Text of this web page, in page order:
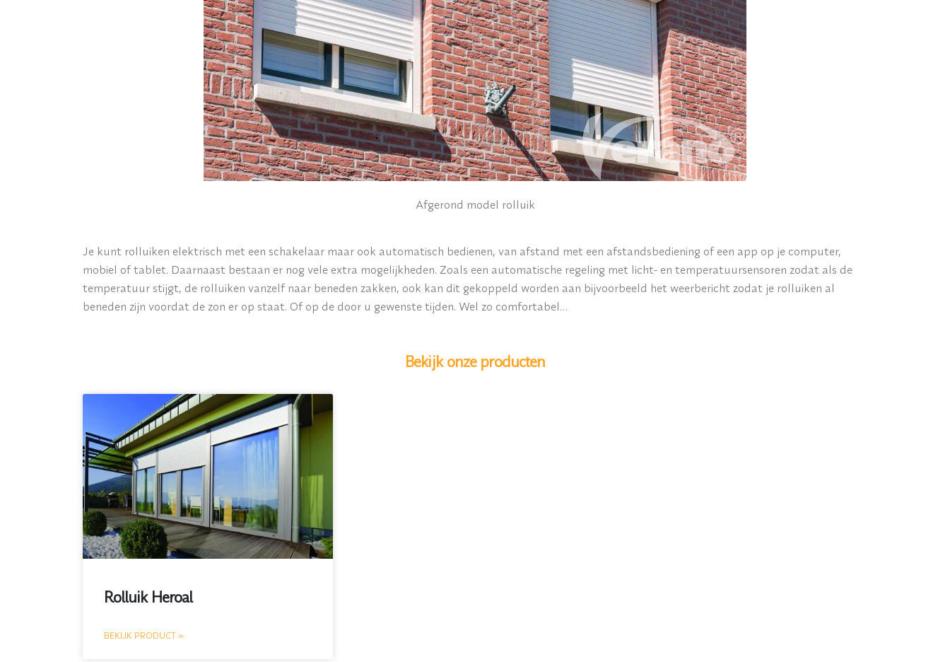
Afgerond model rolluik
Je kunt rolluiken elektrisch met een schakelaar maar ook automatisch bedienen, van afstand met een afstandsbediening of een app op je computer,
mobiel of tablet. Daarnaast bestaan er nog vele extra mogelijkheden. Zoals een automatische regeling met licht- en temperatuursensoren zodat als de
temperatuur stijgt, de rolluiken vanzelf naar beneden zakken, ook kan dit gekoppeld worden aan bijvoorbeeld het weerbericht zodat je rolluiken al
beneden zijn voordat de zon er op staat. Of op de door u gewenste tijden. Wel zo comfortabel…
Bekijk onze producten
Rolluik Heroal
BEKIJK PRODUCT »